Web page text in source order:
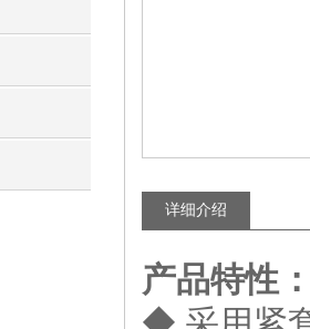
详细介绍
产品特性